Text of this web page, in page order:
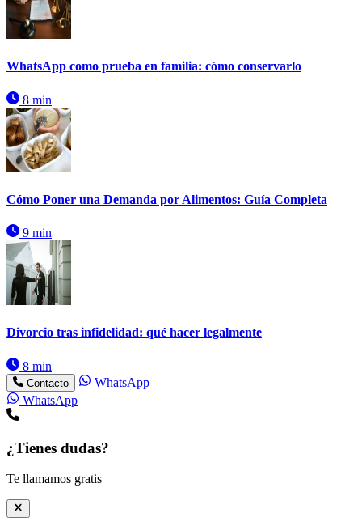
WhatsApp como prueba en familia: cómo conservarlo
8 min
Cómo Poner una Demanda por Alimentos: Guía Completa
9 min
Divorcio tras infidelidad: qué hacer legalmente
8 min
Contacto
WhatsApp
WhatsApp
¿Tienes dudas?
Te llamamos gratis